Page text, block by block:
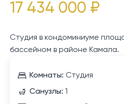
17 434 000 ₽
Студия в кондоминиуме
бассейном в районе Камала.
Комнаты: Студия
Санузлы: 1